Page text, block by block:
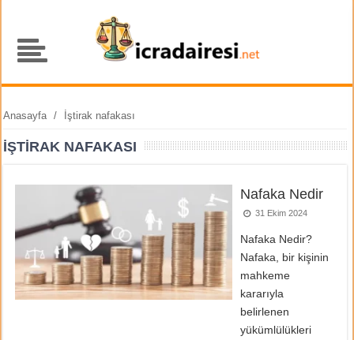
Anasayfa / İştirak nafakası
İŞTIRAK NAFAKASI
Nafaka Nedir
31 Ekim 2024
Nafaka Nedir?
Nafaka, bir kişinin
mahkeme
kararıyla
belirlenen
yükümlülükleri